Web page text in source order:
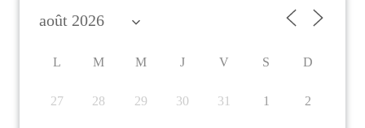
L M M J V S D
27 28 29 30 31 1 2